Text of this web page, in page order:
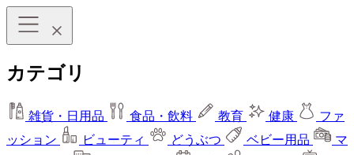
カテゴリ
雑貨・日用品 食品・飲料 教育 健康
ファ
ッション
ビューティ どうぶつ ベビー用品
マ